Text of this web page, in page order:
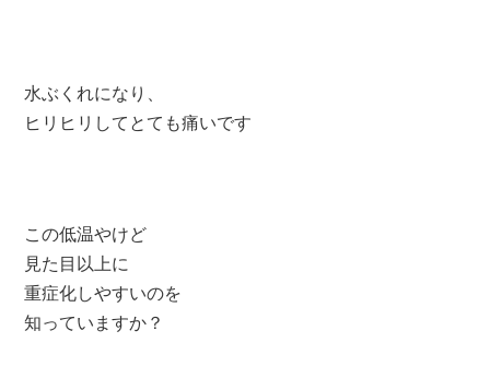
水ぶくれになり、
ヒリヒリしてとても痛いです
この低温やけど
見た目以上に
重症化しやすいのを
知っていますか？